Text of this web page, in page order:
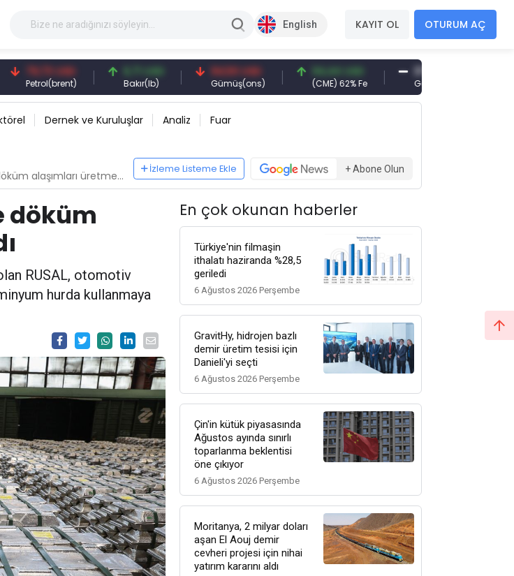
English KAYIT OL OTURUM AÇ
USD 6,71 USD
Bakır(lb)
94,50 USD
Gümüş(ons)
94,44 USD
(CME) 62% Fe
377,25 USD
Gemi Söküm
Dernek ve Kuruluşlar Analiz Fuar
üretmeye başladı
İzleme Listeme Ekle + Abone Olun
döküm
RUSAL, otomotiv
hurda kullanmaya
En çok okunan haberler
Türkiye'nin filmaşin
ithalatı haziranda %28,5
geriledi
6 Ağustos 2026 Perşembe
GravitHy, hidrojen bazlı
demir üretim tesisi için
Danieli'yi seçti
6 Ağustos 2026 Perşembe
Çin'in kütük piyasasında
Ağustos ayında sınırlı
toparlanma beklentisi
öne çıkıyor
6 Ağustos 2026 Perşembe
Moritanya, 2 milyar doları
aşan El Aouj demir
cevheri projesi için nihai
yatırım kararını aldı